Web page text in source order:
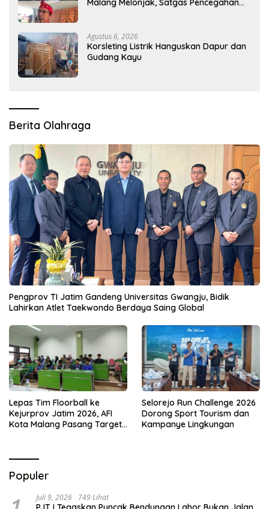
Malang Melonjak, Satgas Pencegahan
Agustus 6, 2026
Korsleting Listrik Hanguskan Dapur dan
Gudang Kayu
Berita Olahraga
Pengprov TI Jatim Gandeng Universitas Gwangju, Bidik
Lahirkan Atlet Taekwondo Berdaya Saing Global
Lepas Tim Floorball ke
Kejurprov Jatim 2026, AFI
Kota Malang Pasang Target
Selorejo Run Challenge 2026
Dorong Sport Tourism dan
Kampanye Lingkungan
Populer
Juli 9, 2026 749 Lihat